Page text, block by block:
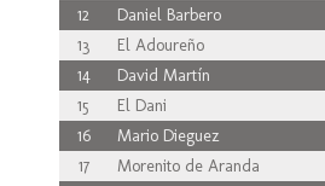
12
Daniel Barbero
13
El Adoureño
14
David Martín
15
El Dani
16
Mario Dieguez
17
Morenito de Aranda